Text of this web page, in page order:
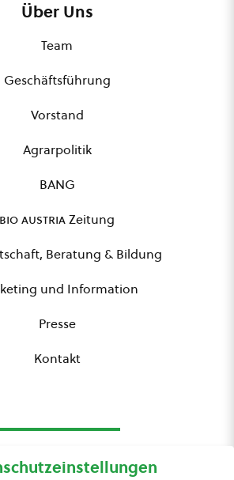
Über Uns
Team
Geschäftsführung
Vorstand
Agrarpolitik
BANG
bio austriaZeitung
Beratung & Bildung
und Information
Presse
Kontakt